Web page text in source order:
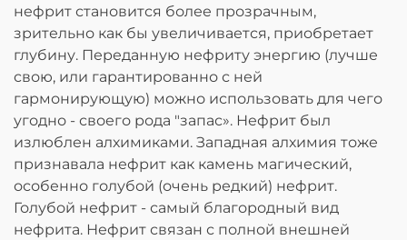
нефрит становится более прозрачным,
зрительно как бы увеличивается, приобретает
глубину. Переданную нефриту энергию (лучше
свою, или гарантированно с ней
гармонирующую) можно использовать для чего
угодно - своего рода "запас». Нефрит был
излюблен алхимиками. Западная алхимия тоже
признавала нефрит как камень магический,
особенно голубой (очень редкий) нефрит.
Голубой нефрит - самый благородный вид
нефрита. Нефрит связан с полной внешней